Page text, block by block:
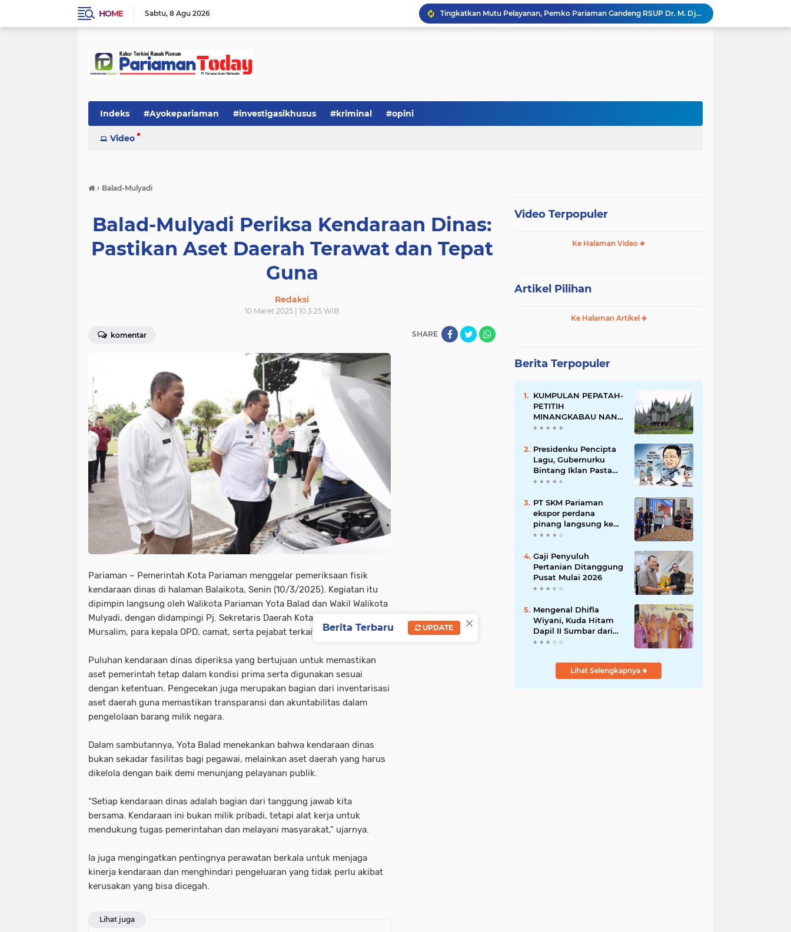
HOME Sabtu 8 Agu 2026
Tingkatkan Mutu Pelayanan, Pemko Pariaman Gandeng RSUP Dr. M. Djamil Padang
Serba-serbi: Tokoh Publik, Citra Publik
Pisah Sambut Kapolres, Yota Balad Tekankan Pentingnya Sinergi Jaga Kondusivitas Daerah
Indeks #Ayokepariaman #investigasikhusus #kriminal #opini
Video
› Balad-Mulyadi
Balad-Mulyadi Periksa Kendaraan Dinas:
Pastikan Aset Daerah Terawat dan Tepat
Guna
Redaksi
10 Maret 2025 | 10.3.25 WIB
komentar SHARE
Pariaman – Pemerintah Kota Pariaman menggelar pemeriksaan fisik
kendaraan dinas di halaman Balaikota, Senin (10/3/2025). Kegiatan itu
dipimpin langsung oleh Walikota Pariaman Yota Balad dan Wakil Walikota
Mulyadi, dengan didampingi Pj. Sekretaris Daerah Kota Pariaman
Mursalim, para kepala OPD, camat, serta pejabat terkait lainnya.
Puluhan kendaraan dinas diperiksa yang bertujuan untuk memastikan
aset pemerintah tetap dalam kondisi prima serta digunakan sesuai
dengan ketentuan. Pengecekan juga merupakan bagian dari inventarisasi
aset daerah guna memastikan transparansi dan akuntabilitas dalam
pengelolaan barang milik negara.
Dalam sambutannya, Yota Balad menekankan bahwa kendaraan dinas
bukan sekadar fasilitas bagi pegawai, melainkan aset daerah yang harus
dikelola dengan baik demi menunjang pelayanan publik.
“Setiap kendaraan dinas adalah bagian dari tanggung jawab kita
bersama. Kendaraan ini bukan milik pribadi, tetapi alat kerja untuk
mendukung tugas pemerintahan dan melayani masyarakat,” ujarnya.
Ia juga mengingatkan pentingnya perawatan berkala untuk menjaga
kinerja kendaraan dan menghindari pengeluaran yang tidak perlu akibat
kerusakan yang bisa dicegah.
Lihat juga
Video Terpopuler
Ke Halaman Video
Artikel Pilihan
Ke Halaman Artikel
Berita Terpopuler
KUMPULAN PEPATAH-
PETITIH
MINANGKABAU NAN
ELOK
Presidenku Pencipta
Lagu, Gubernurku
Bintang Iklan Pasta
Gigi
PT SKM Pariaman
ekspor perdana
pinang langsung ke
India
Gaji Penyuluh
Pertanian Ditanggung
Pusat Mulai 2026
Mengenal Dhifla
Wiyani, Kuda Hitam
Dapil II Sumbar dari
Golkar
Lihat Selengkapnya
×
Berita Terbaru UPDATE